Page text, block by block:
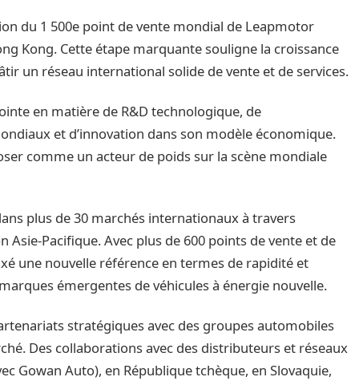
du 1 500e point de vente mondial de Leapmotor
Kong. Cette étape marquante souligne la croissance
un réseau international solide de vente et de services.
en matière de R&D technologique, de
et d’innovation dans son modèle économique.
comme un acteur de poids sur la scène mondiale
plus de 30 marchés internationaux à travers
Asie-Pacifique. Avec plus de 600 points de vente et de
une nouvelle référence en termes de rapidité et
émergentes de véhicules à énergie nouvelle.
stratégiques avec des groupes automobiles
Des collaborations avec des distributeurs et réseaux
Gowan Auto), en République tchèque, en Slovaquie,